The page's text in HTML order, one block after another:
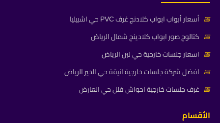
📅 أسعار أبواب ابواب كلادنج غرف PVC حي اشبيليا
📅 كتالوج صور ابواب كلادينج شمال الرياض
📅 اسعار جلسات خارجية حي لبن الرياض
📅 افضل شركة جلسات خارجية انيقة حي الخير الرياض
📅 غرف جلسات خارجية احواش فلل حي العارض
الأقسام